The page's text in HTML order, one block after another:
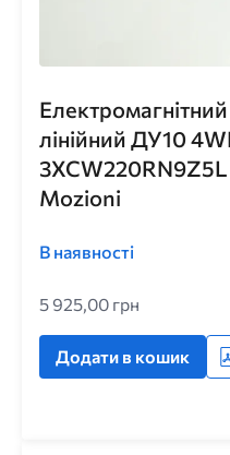
лінійний ДУ10
Mozioni
В наявності
5 925,00 грн
Додати в кошик